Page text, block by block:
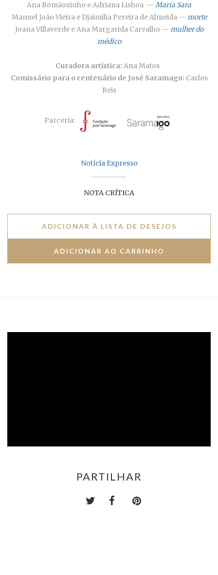
Ana Romãozinho e Adriana Lisboa — Maria Sara
Manuel João Vieira e Djaimilia Pereira de Almeida — morte
Joana Villaverde e Ana Margarida Carvalho — mulher do
médico
Curadora artística: Ana Matos
Comissário para o centenário de José Saramago: Carlos
Reis
Parceria:
Notícia Expresso
NOTA CRÍTICA
ADICIONAR À LISTA DE DESEJOS
PARTILHAR